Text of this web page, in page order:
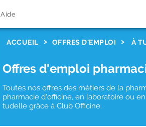
Aide
ACCUEIL OFFRES D'EMPLOI À
Offres d'emploi
Toutes nos offres des métiers de la
pharmacie d'officine, en laboratoire ou
tudelle grâce à Club Officine.